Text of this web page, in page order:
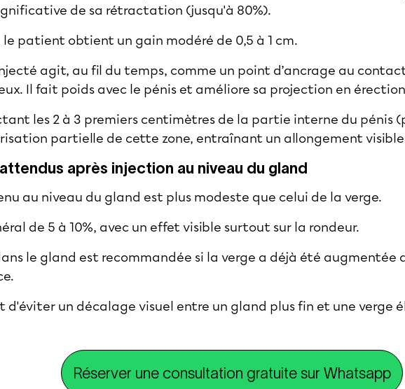
de sa rétractation (jusqu'à 80%).
le patient obtient un gain modéré de 0,5 à 1 cm.
agit, au fil du temps, comme un point d’ancrage au
Il fait poids avec le pénis et améliore sa projection en
les 2 à 3 premiers centimètres de la partie interne du pénis
partielle de cette zone, entraînant un allongement
après injection au niveau du gland
au niveau du gland est plus modeste que celui de la verge.
de 5 à 10%, avec un effet visible surtout sur la rondeur.
le gland est recommandée si la verge a déjà été augmentée
d'éviter un décalage visuel entre un gland plus fin et une verge
Réserver une consultation gratuite sur Whatsapp